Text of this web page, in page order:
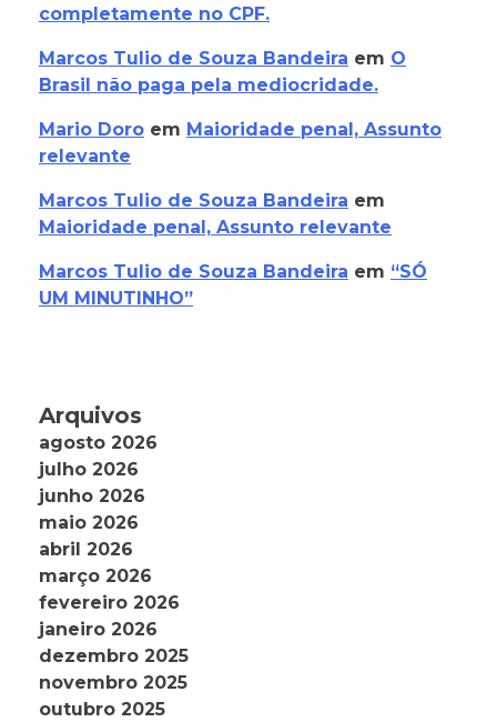
completamente no CPF.
Marcos Tulio de Souza Bandeira em O
Brasil não paga pela mediocridade.
Mario Doro em Maioridade penal, Assunto
relevante
Marcos Tulio de Souza Bandeira em
Maioridade penal, Assunto relevante
Marcos Tulio de Souza Bandeira em “SÓ
UM MINUTINHO”
Arquivos
agosto 2026
julho 2026
junho 2026
maio 2026
abril 2026
março 2026
fevereiro 2026
janeiro 2026
dezembro 2025
novembro 2025
outubro 2025